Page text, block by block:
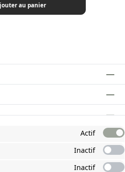
au panier
METHODS
!
Actif
Inactif
Inactif